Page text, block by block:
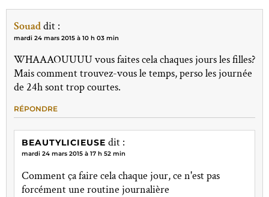
Souaddit :
mardi 24 mars 2015 à 10 h 03 min
WHAAAOUUUU vous faites cela chaques jours les filles?
Mais comment trouvez-vous le temps, perso les journée
de 24h sont trop courtes.
RÉPONDRE
BEAUTYLICIEUSE dit :
mardi 24 mars 2015 à 17 h 52 min
Comment ça faire cela chaque jour, ce n'est pas
forcément une routine journalière